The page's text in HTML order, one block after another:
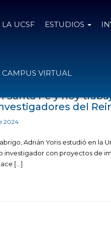
LA UCSF ESTUDIOS
CAMPUS VIRTUAL
Santa Fe y hoy
del
2024
Adrián Yoris estudió en la
investigador con proyectos de
[…]